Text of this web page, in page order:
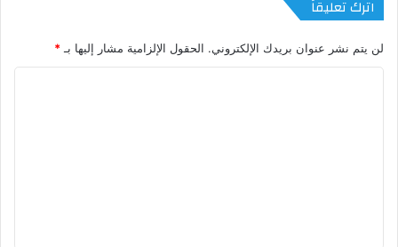
اترك تعليقاً
لن يتم نشر عنوان بريدك الإلكتروني. الحقول الإلزامية مشار إليها بـ *